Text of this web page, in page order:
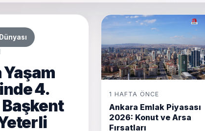
4.
Başkent
1 HAFTA ÖNCE
Ankara Emlak Piyasası
2026: Konut ve Arsa
Fırsatları